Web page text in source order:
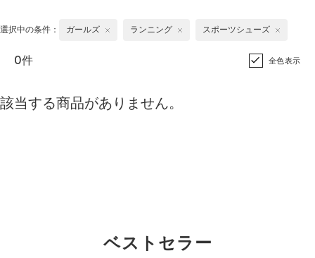
選択中の条件： ガールズ ランニング スポーツシューズ
0件 全色表示
該当する商品がありません。
ベストセラー